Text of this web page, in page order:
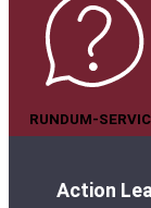
RUNDUM-
Action